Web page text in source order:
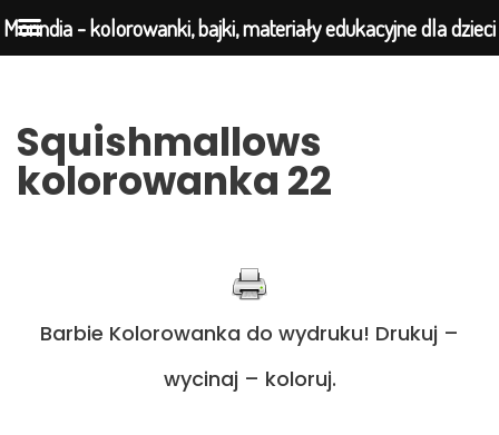
do
treści
Squishmallows
kolorowanka 22
Barbie Kolorowanka do wydruku! Drukuj –
wycinaj – koloruj.
Morindia - kolorowanki, bajki, materiały edukacyjne dla dzieci